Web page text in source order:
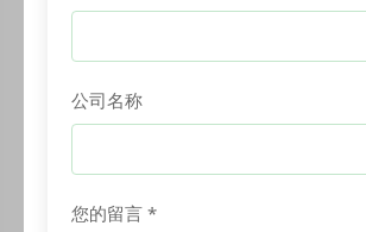
公司名称
您的留言 *